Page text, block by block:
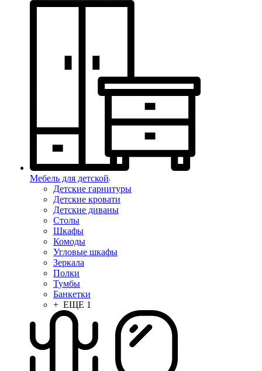
Мебель для детской
Детские гарнитуры
Детские кровати
Детские диваны
Столы
Шкафы
Комоды
Угловые шкафы
Зеркала
Полки
Тумбы
Банкетки
+ ЕЩЕ 1